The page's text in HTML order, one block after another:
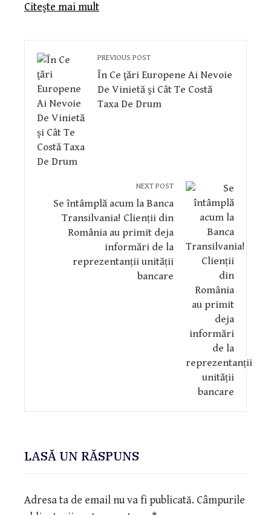
Citeşte mai mult
PREVIOUS POST
În Ce ţări Europene Ai Nevoie
De Vinietă şi Cât Te Costă
Taxa De Drum
NEXT POST
Se întâmplă acum la Banca
Transilvania! Clienții din
România au primit deja
informări de la
reprezentanții unității
bancare
LASĂ UN RĂSPUNS
Adresa ta de email nu va fi publicată. Câmpurile